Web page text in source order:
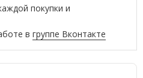
покупки и
вгруппе Вконтакте